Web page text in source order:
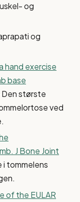
og
og
hand exercise
base
største
ved
J Bone Joint
i tommelens
of the EULAR